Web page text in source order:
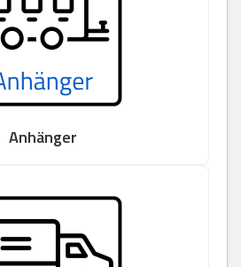
Anhänger